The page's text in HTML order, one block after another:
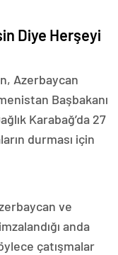
Diye Herşeyi
Azerbaycan
Başbakanı
Karabağ’da 27
durması için
ve
anda
çatışmalar